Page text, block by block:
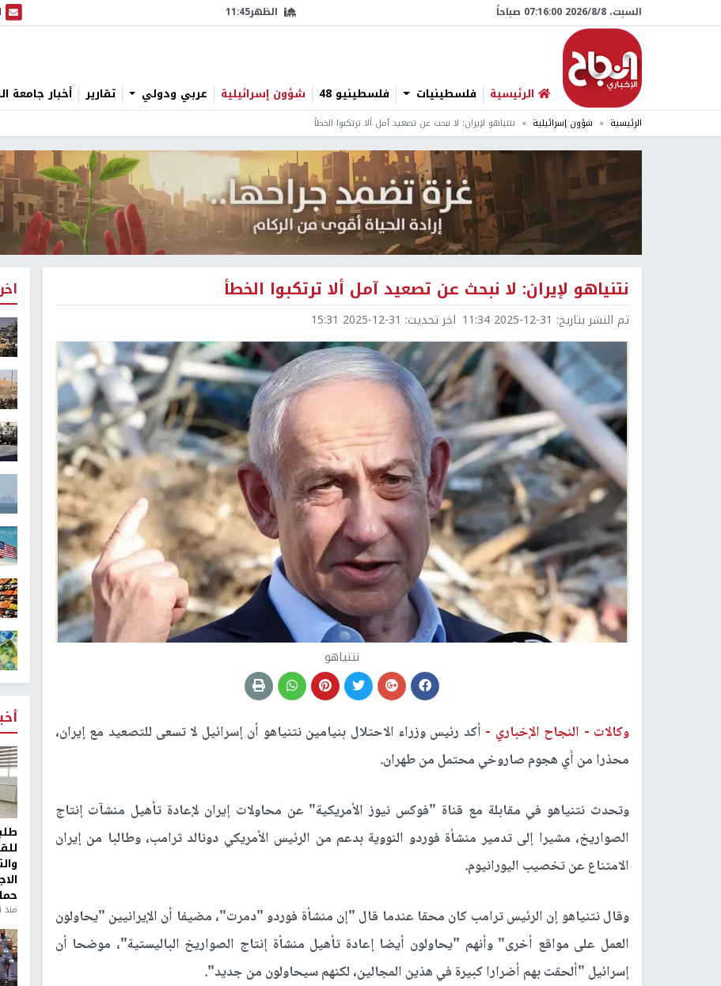
السبت، 8/‏8/‏2026 07:16:01 صباحاً الظهر11:45 البث
الرئيسية فلسطينيات فلسطينيو 48 شؤون إسرائيلية عربي ودولي تقارير أخبار جامعة
الرئيسية شؤون إسرائيلية نتنياهو لإيران: لا نبحث عن تصعيد آمل ألا ترتكبوا الخطأ
نتنياهو لإيران: لا نبحث عن تصعيد آمل ألا ترتكبوا الخطأ
تم النشر بتاريخ: 2025-12-31 11:34 اخر تحديث: 2025-12-31 15:31
نتنياهو
وكالات - النجاح الإخباري - أكد رئيس وزراء الاحتلال بنيامين نتنياهو أن إسرائيل لا تسعى للتصعيد مع إيران،
محذرا من أي هجوم صاروخي محتمل من طهران.
وتحدث نتنياهو في مقابلة مع قناة "فوكس نيوز الأمريكية" عن محاولات إيران لإعادة تأهيل منشآت إنتاج
الصواريخ، مشيرا إلى تدمير منشأة فوردو النووية بدعم من الرئيس الأمريكي دونالد ترامب، وطالبا من إيران
الامتناع عن تخصيب اليورانيوم.
وقال نتنياهو إن الرئيس ترامب كان محقا عندما قال "إن منشأة فوردو "دمرت"، مضيفا أن الإيرانيين "يحاولون
العمل على مواقع أخرى" وأنهم "يحاولون أيضا إعادة تأهيل منشأة إنتاج الصواريخ الباليستية"، موضحا أن
إسرائيل "ألحقت بهم أضرارا كبيرة في هذين المجالين، لكنهم سيحاولون من جديد".
منذ